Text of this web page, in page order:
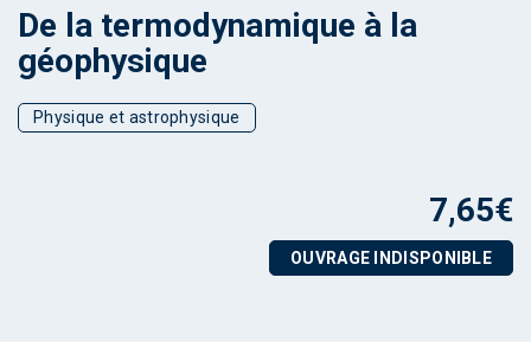
De la termodynamique à la
géophysique
Physique et astrophysique
7,65€
OUVRAGE INDISPONIBLE